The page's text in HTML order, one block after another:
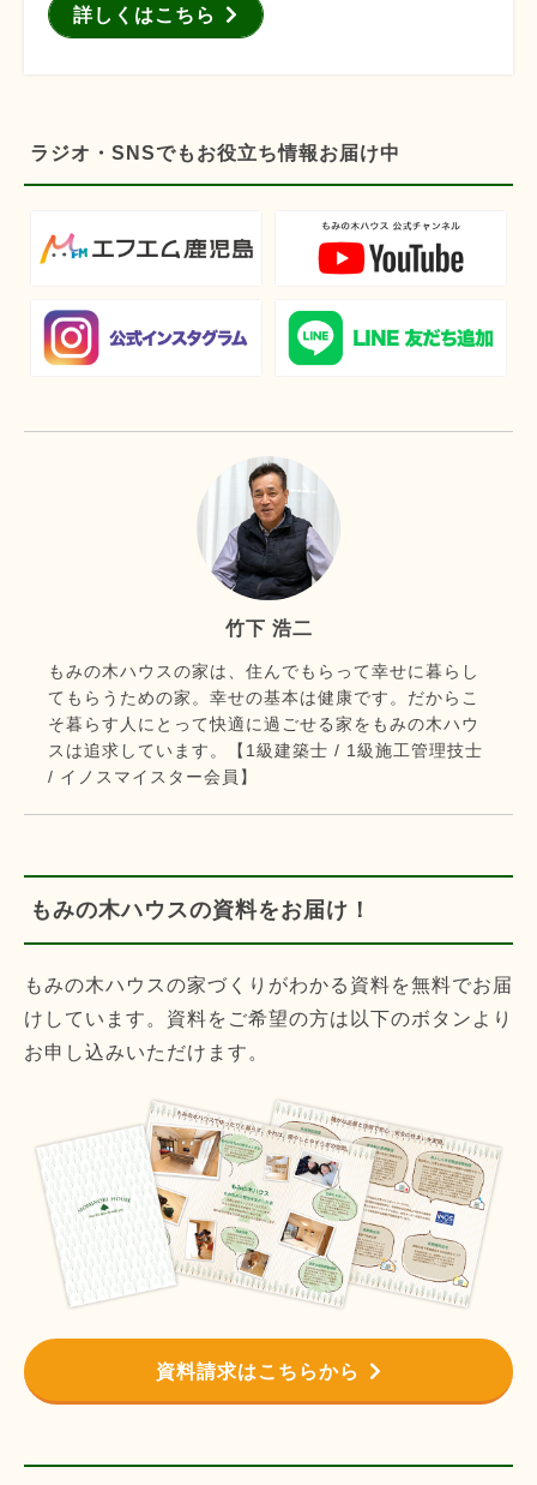
詳しくはこちら
ラジオ・SNSでもお役立ち情報お届け中
竹下 浩二
もみの木ハウスの家は、住んでもらって幸せに暮らし
てもらうための家。幸せの基本は健康です。だからこ
そ暮らす人にとって快適に過ごせる家をもみの木ハウ
スは追求しています。【1級建築士 / 1級施工管理技士
/ イノスマイスター会員】
もみの木ハウスの資料をお届け！
もみの木ハウスの家づくりがわかる資料を無料でお届
けしています。資料をご希望の方は以下のボタンより
お申し込みいただけます。
資料請求はこちらから